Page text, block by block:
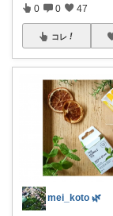
0 0 47
コレ
mei_koto 🌿